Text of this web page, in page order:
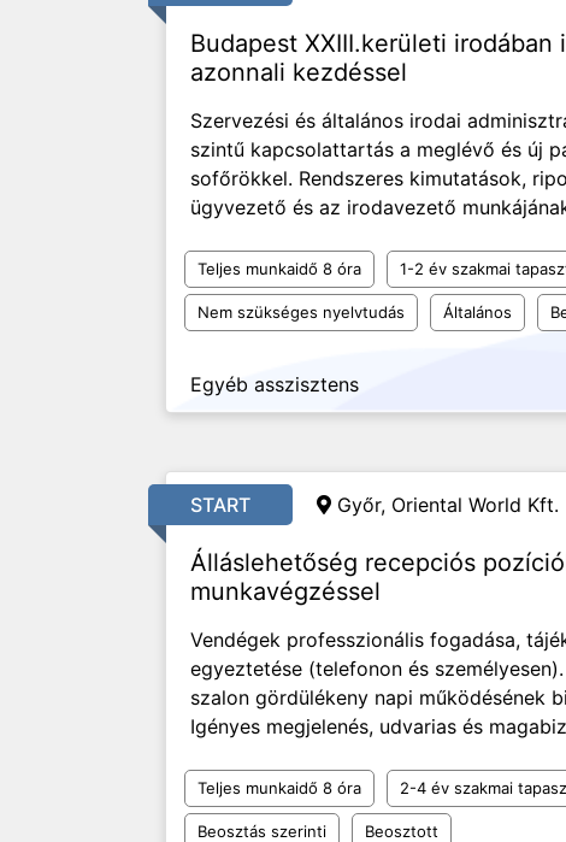
Budapest XXIII.kerületi irodában
azonnali kezdéssel
Szervezési és általános irodai
szintű kapcsolattartás a meglévő és új
sofőrökkel. Rendszeres kimutatások,
ügyvezető és az irodavezető
Teljes munkaidő 8 óra 1-2 év szakmai
Nem szükséges nyelvtudás Általános
Egyéb asszisztens
START Győr, Oriental World Kft.
Álláslehetőség recepciós
munkavégzéssel
Vendégek professzionális fogadása,
egyeztetése (telefonon és
szalon gördülékeny napi működésének
Igényes megjelenés, udvarias és
Teljes munkaidő 8 óra 2-4 év szakmai
Beosztás szerinti Beosztott